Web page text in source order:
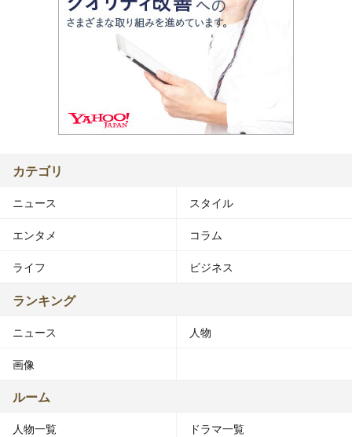
カテゴリ
ニュース スタイル
エンタメ コラム
ライフ ビジネス
ランキング
ニュース 人物
画像
ルーム
人物一覧 ドラマ一覧